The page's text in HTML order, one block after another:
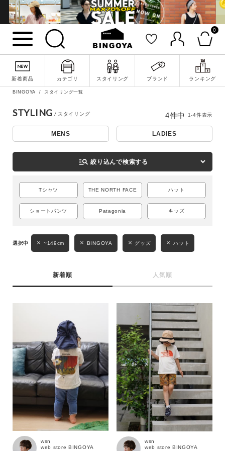
0
新着商品 カテゴリ スタイリング ブランド ランキング
詳細検索
キーワード
サイズ
ブランド
BINGOYA スタイリング一覧
STYLING
MENS LADIES
manage_search 絞り込んで検索する
Tシャツ THE NORTH FACE ハット
ショートパンツ Patagonia キッズ
~149cm BINGOYA グッズ ハット
新着順 人気順
4件中 1-4件表示
wsn
web store BINGOYA
wsn
web store BINGOYA